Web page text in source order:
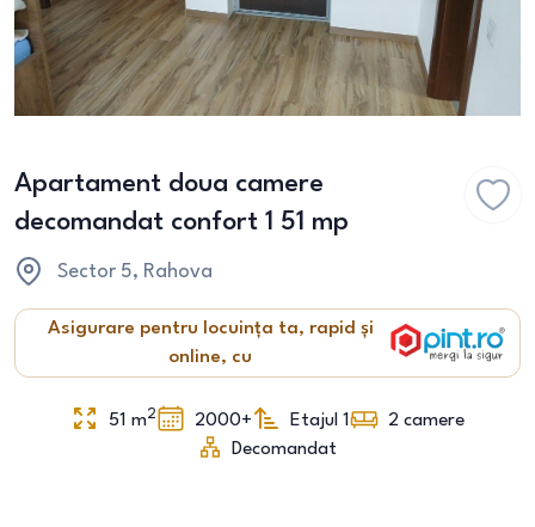
Apartament doua camere
decomandat confort 1 51 mp
Sector 5, Rahova
Asigurare pentru locuința ta, rapid și
online, cu
51 m2 2000+ Etajul 1 2 camere
Decomandat